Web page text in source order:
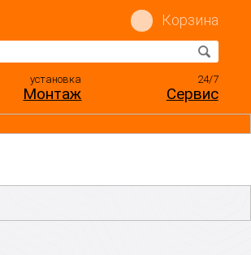
Корзина
установка
Монтаж
24/7
Сервис